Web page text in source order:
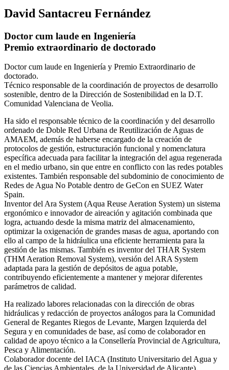
David Santacreu Fernández
Doctor cum laude en Ingeniería
Premio extraordinario de doctorado
Doctor cum laude en Ingeniería y Premio Extraordinario de
doctorado.
Técnico responsable de la coordinación de proyectos de desarrollo
sostenible, dentro de la Dirección de Sostenibilidad en la D.T.
Comunidad Valenciana de Veolia.
Ha sido el responsable técnico de la coordinación y del desarrollo
ordenado de Doble Red Urbana de Reutilización de Aguas de
AMAEM, además de haberse encargado de la creación de
protocolos de gestión, estructuración funcional y nomenclatura
específica adecuada para facilitar la integración del agua regenerada
en el medio urbano, sin que entre en conflicto con las redes potables
existentes. También responsable del subdominio de conocimiento de
Redes de Agua No Potable dentro de GeCon en SUEZ Water
Spain.
Inventor del Ara System (Aqua Reuse Aeration System) un sistema
ergonómico e innovador de aireación y agitación combinada que
logra, actuando desde la misma matriz del almacenamiento,
optimizar la oxigenación de grandes masas de agua, aportando con
ello al campo de la hidráulica una eficiente herramienta para la
gestión de las mismas. También es inventor del THAR System
(THM Aeration Removal System), versión del ARA System
adaptada para la gestión de depósitos de agua potable,
contribuyendo eficientemente a mantener y mejorar diferentes
parámetros de calidad.
Ha realizado labores relacionadas con la dirección de obras
hidráulicas y redacción de proyectos análogos para la Comunidad
General de Regantes Riegos de Levante, Margen Izquierda del
Segura y en comunidades de base, así como de colaborador en
calidad de apoyo técnico a la Consellería Provincial de Agricultura,
Pesca y Alimentación.
Colaborador docente del IACA (Instituto Universitario del Agua y